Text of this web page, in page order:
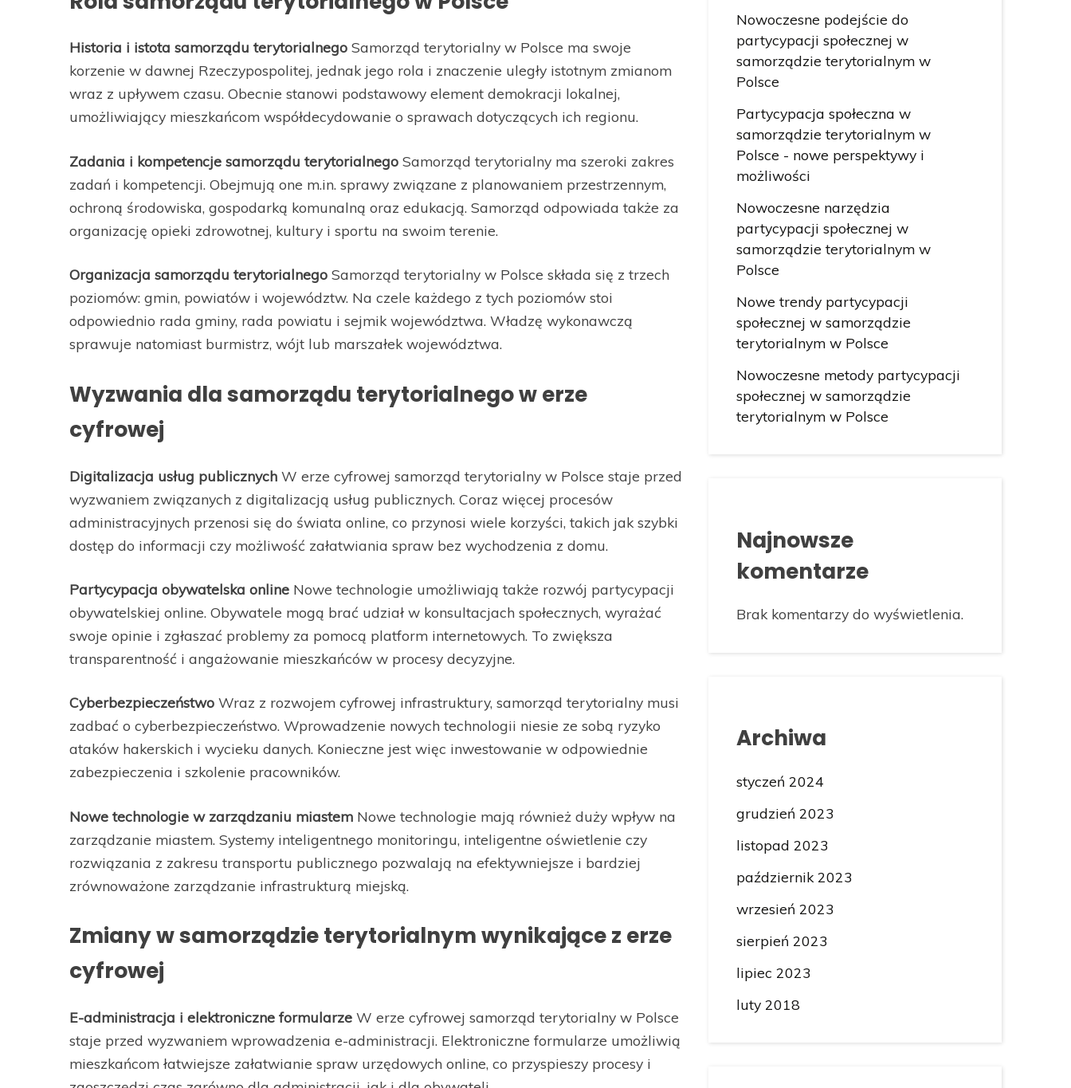
Historia i istota samorządu terytorialnego Samorząd terytorialny w Polsce ma swoje
korzenie w dawnej Rzeczypospolitej, jednak jego rola i znaczenie uległy istotnym zmianom
wraz z upływem czasu. Obecnie stanowi podstawowy element demokracji lokalnej,
umożliwiający mieszkańcom współdecydowanie o sprawach dotyczących ich regionu.
Zadania i kompetencje samorządu terytorialnego Samorząd terytorialny ma szeroki zakres
zadań i kompetencji. Obejmują one m.in. sprawy związane z planowaniem przestrzennym,
ochroną środowiska, gospodarką komunalną oraz edukacją. Samorząd odpowiada także za
organizację opieki zdrowotnej, kultury i sportu na swoim terenie.
Organizacja samorządu terytorialnego Samorząd terytorialny w Polsce składa się z trzech
poziomów: gmin, powiatów i województw. Na czele każdego z tych poziomów stoi
odpowiednio rada gminy, rada powiatu i sejmik województwa. Władzę wykonawczą
sprawuje natomiast burmistrz, wójt lub marszałek województwa.
Wyzwania dla samorządu terytorialnego w erze
cyfrowej
Digitalizacja usług publicznych W erze cyfrowej samorząd terytorialny w Polsce staje przed
wyzwaniem związanych z digitalizacją usług publicznych. Coraz więcej procesów
administracyjnych przenosi się do świata online, co przynosi wiele korzyści, takich jak szybki
dostęp do informacji czy możliwość załatwiania spraw bez wychodzenia z domu.
Partycypacja obywatelska online Nowe technologie umożliwiają także rozwój partycypacji
obywatelskiej online. Obywatele mogą brać udział w konsultacjach społecznych, wyrażać
swoje opinie i zgłaszać problemy za pomocą platform internetowych. To zwiększa
transparentność i angażowanie mieszkańców w procesy decyzyjne.
Cyberbezpieczeństwo Wraz z rozwojem cyfrowej infrastruktury, samorząd terytorialny musi
zadbać o cyberbezpieczeństwo. Wprowadzenie nowych technologii niesie ze sobą ryzyko
ataków hakerskich i wycieku danych. Konieczne jest więc inwestowanie w odpowiednie
zabezpieczenia i szkolenie pracowników.
Nowe technologie w zarządzaniu miastem Nowe technologie mają również duży wpływ na
zarządzanie miastem. Systemy inteligentnego monitoringu, inteligentne oświetlenie czy
rozwiązania z zakresu transportu publicznego pozwalają na efektywniejsze i bardziej
zrównoważone zarządzanie infrastrukturą miejską.
Zmiany w samorządzie terytorialnym wynikające z erze
cyfrowej
E-administracja i elektroniczne formularze W erze cyfrowej samorząd terytorialny w Polsce
staje przed wyzwaniem wprowadzenia e-administracji. Elektroniczne formularze umożliwią
mieszkańcom łatwiejsze załatwianie spraw urzędowych online, co przyspieszy procesy i
Nowoczesne podejście do
partycypacji społecznej w
samorządzie terytorialnym w
Polsce
Partycypacja społeczna w
samorządzie terytorialnym w
Polsce - nowe perspektywy i
możliwości
Nowoczesne narzędzia
partycypacji społecznej w
samorządzie terytorialnym w
Polsce
Nowe trendy partycypacji
społecznej w samorządzie
terytorialnym w Polsce
Nowoczesne metody partycypacji
społecznej w samorządzie
terytorialnym w Polsce
Najnowsze
komentarze
Brak komentarzy do wyświetlenia.
Archiwa
styczeń 2024
grudzień 2023
listopad 2023
październik 2023
wrzesień 2023
sierpień 2023
lipiec 2023
luty 2018